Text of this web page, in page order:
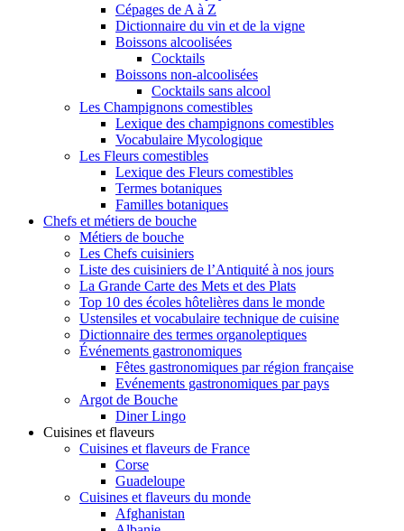
Cépages de A à Z
Dictionnaire du vin et de la vigne
Boissons alcoolisées
Cocktails
Boissons non-alcoolisées
Cocktails sans alcool
Les Champignons comestibles
Lexique des champignons comestibles
Vocabulaire Mycologique
Les Fleurs comestibles
Lexique des Fleurs comestibles
Termes botaniques
Familles botaniques
Chefs et métiers de bouche
Métiers de bouche
Les Chefs cuisiniers
Liste des cuisiniers de l’Antiquité à nos jours
La Grande Carte des Mets et des Plats
Top 10 des écoles hôtelières dans le monde
Ustensiles et vocabulaire technique de cuisine
Dictionnaire des termes organoleptiques
Événements gastronomiques
Fêtes gastronomiques par région française
Evénements gastronomiques par pays
Argot de Bouche
Diner Lingo
Cuisines et flaveurs
Cuisines et flaveurs de France
Corse
Guadeloupe
Cuisines et flaveurs du monde
Afghanistan